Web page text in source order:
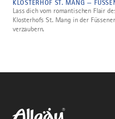
KLOSTERHOF ST. MANG —
Lass dich vom romantischen Flair
Klosterhofs St. Mang in der
verzaubern.